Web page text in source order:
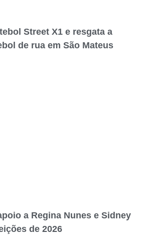
Street X1 e resgata a
de rua em São Mateus
a Regina Nunes e Sidney
de 2026